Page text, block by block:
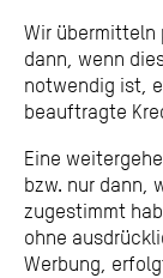
Wir übermitteln
dann, wenn
notwendig ist,
beauftragte
Eine
bzw. nur dann,
zugestimmt
ohne
Werbung,